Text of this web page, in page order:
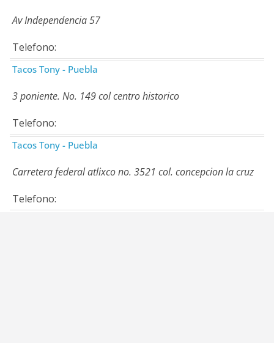
Av Independencia 57
Telefono:
Tacos Tony - Puebla
3 poniente. No. 149 col centro historico
Telefono:
Tacos Tony - Puebla
Carretera federal atlixco no. 3521 col. concepcion la cruz
Telefono: